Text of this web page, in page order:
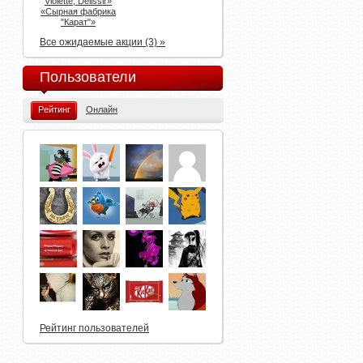
«Сырная фабрика
"Карат"»
Все ожидаемые акции (3) »
Пользователи
Рейтинг Онлайн
Рейтинг пользователей